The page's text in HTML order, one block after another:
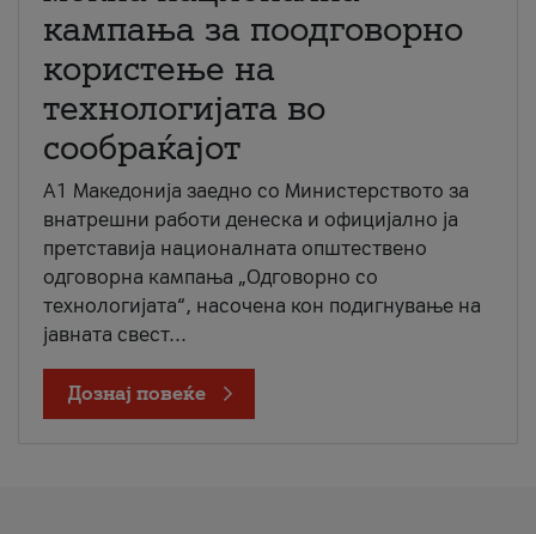
кампања за поодговорно
користење на
технологијата во
сообраќајот
A1 Македонија заедно со Министерството за
внатрешни работи денеска и официјално ја
претставија националната општествено
одговорна кампања „Одговорно со
технологијата“, насочена кон подигнување на
јавната свест...
Дознај повеќе